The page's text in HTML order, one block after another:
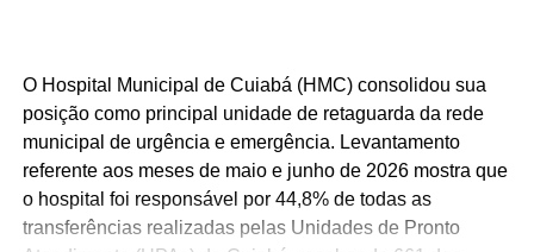
O Hospital Municipal de Cuiabá (HMC) consolidou sua
posição como principal unidade de retaguarda da rede
municipal de urgência e emergência. Levantamento
referente aos meses de maio e junho de 2026 mostra que
o hospital foi responsável por 44,8% de todas as
transferências realizadas pelas Unidades de Pronto